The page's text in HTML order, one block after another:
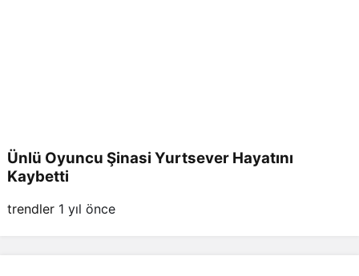
Ünlü Oyuncu Şinasi Yurtsever Hayatını
Kaybetti
trendler 1 yıl önce